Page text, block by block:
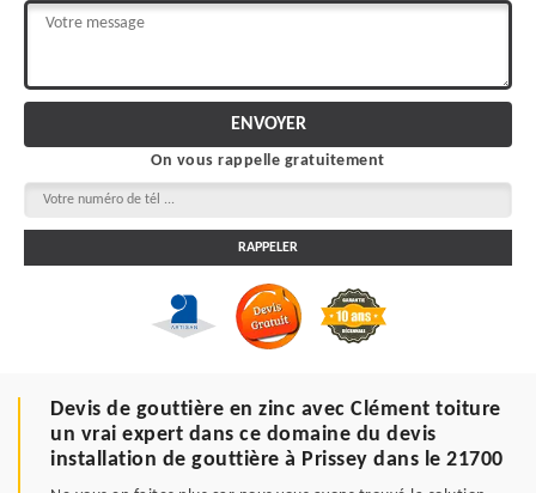
On vous rappelle gratuitement
Devis de gouttière en zinc avec Clément toiture
un vrai expert dans ce domaine du devis
installation de gouttière à Prissey dans le 21700